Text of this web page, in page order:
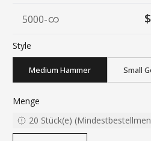
5000-
Style
Medium Hammer Small
Menge
20 Stück(e) (